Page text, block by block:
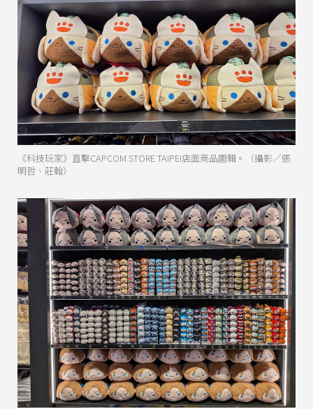
《科技玩家》直擊CAPCOM STORE TAIPEI店面商品圖輯。（攝影／張
明哲、莊翰）